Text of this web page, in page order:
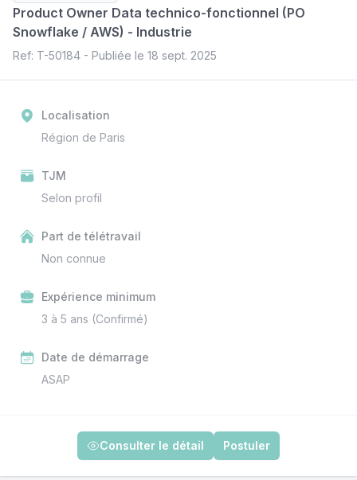
Product Owner Data technico-fonctionnel (PO
Snowflake / AWS) - Industrie
Ref: T-50184 - Publiée le 18 sept. 2025
Localisation
Région de Paris
TJM
Selon profil
Part de télétravail
Non connue
Expérience minimum
3 à 5 ans (Confirmé)
Date de démarrage
ASAP
Consulter le détail Postuler